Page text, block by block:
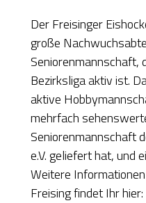
Der Freisinger
große
Seniorenmannschaft,
Bezirksliga aktiv ist.
aktive
mehrfach
Seniorenmannschaft
e.V. geliefert hat, und
Weitere
Freising findet Ihr hier: